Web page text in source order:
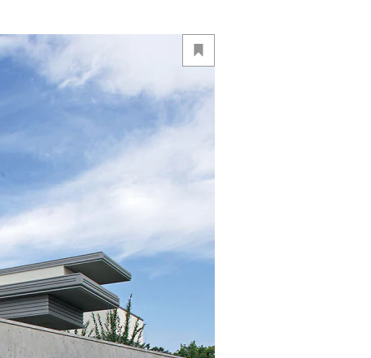
多彩な動画やこだわりが詰まった建築実例、注目の最新情報な
ど、住まいづくりを楽しく学べるデジタルラウンジです。
ホームラウンジ 新築・戸建て
土地活用の基礎から長期安定経営を目指すオーナー様まで、
賃貸経営に役立つ多彩な情報を幅広くお届けします。
ホームラウンジ 土地活用・賃貸経営
実例動画や基礎知識、収納の工夫など、理想の住まいを叶える
リフォームの具体策とアイデアを豊富にご用意しています。
ホームラウンジ リフォーム
すべてのフィールドに新しい価値をデザインし、持続可能な未
来志向のまちづくりを実現していきます。
ミサワゼネラルソリューション
ミサワホームオーナーさま・リフォーム工事ご契約者さまとミ
サワホームを結ぶコミュニケーションサイト。お得・便利・安心
なコンテンツや、ミサワホームからの大切なお知らせなど配信し
ミサワアイデンティティ